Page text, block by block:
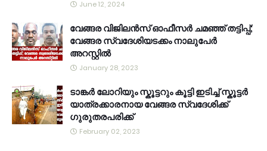
June 12, 2024
വേങ്ങര വിജിലൻസ് ഓഫീസർ ചമഞ്ഞ് തട്ടിപ്പ്;
വേങ്ങര സ്വദേശിയടക്കം നാലുപേർ
അറസ്റ്റിൽ
January 28, 2023
ടാങ്കർ ലോറിയും സ്കൂട്ടറും കൂട്ടി ഇടിച്ച് സ്കൂട്ടർ
യാത്രക്കാരനായ വേങ്ങര സ്വദേശിക്ക്
ഗുരുതരപരിക്ക്
February 02, 2023